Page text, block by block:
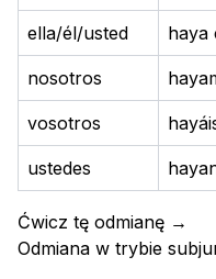
ella/él/usted haya
nosotros
vosotros
ustedes
Ćwicz tę odmianę →
Odmiana w trybie